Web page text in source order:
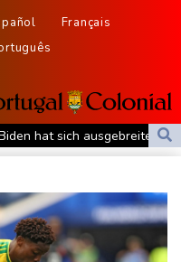
Français
hat sich ausgebreitet
aus